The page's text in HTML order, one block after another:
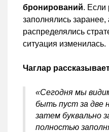
бронирований. Если
заполнялись
распределялись
ситуация изменилась.
Чаглар
«Сегодня мы
быть пуст за две
затем буквально
полностью